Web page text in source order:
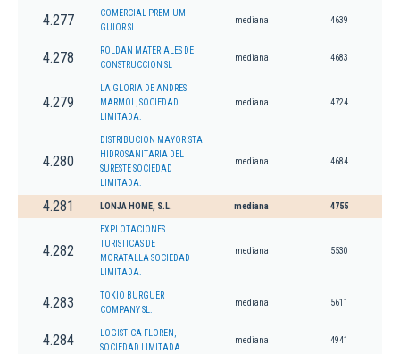
4.277
COMERCIAL PREMIUM
GUIOR SL.
mediana 4639
4.278
ROLDAN MATERIALES DE
CONSTRUCCION SL
mediana 4683
4.279
LA GLORIA DE ANDRES
MARMOL, SOCIEDAD
LIMITADA.
mediana 4724
4.280
DISTRIBUCION MAYORISTA
HIDROSANITARIA DEL
SURESTE SOCIEDAD
LIMITADA.
mediana 4684
4.281 LONJA HOME, S.L. mediana 4755
4.282
EXPLOTACIONES
TURISTICAS DE
MORATALLA SOCIEDAD
LIMITADA.
mediana 5530
4.283
TOKIO BURGUER
COMPANY SL.
mediana 5611
4.284
LOGISTICA FLOREN,
SOCIEDAD LIMITADA.
mediana 4941